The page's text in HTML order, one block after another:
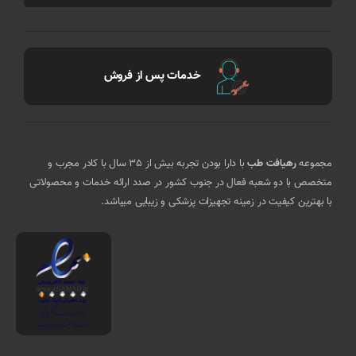
خدمات پس از فروش
مجموعهرهیافت طب
با دارا بودن تجربه بیش از 35 سال با کادر مجرب و
متخصص با دو شعبه فعال در جنوب کشور در صدد ارائه خدمات و محصولاتی
با بهترین کیفیت در زمینه تجهیزات پزشکی و زیبایی میباشد.